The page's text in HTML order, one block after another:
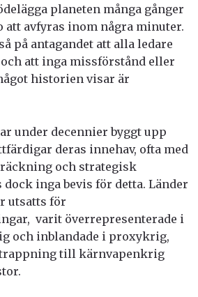
planeten många gånger
att avfyras inom några minuter.
på antagandet att alla ledare
att inga missförstånd eller
historien visar är
under decennier byggt upp
deras innehav, ofta med
och strategisk
inga bevis för detta. Länder
utsatts för
varit överrepresenterade i
och inblandade i proxykrig,
till kärnvapenkrig